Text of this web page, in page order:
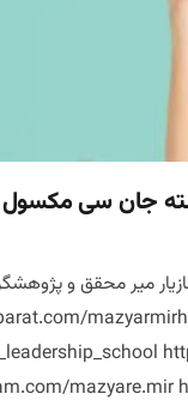
جان سی مکسول